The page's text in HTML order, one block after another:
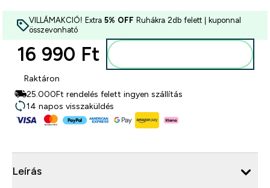
VILLÁMAKCIÓ! Extra 5% OFF Ruhákra 2db felett | kuponnal
összevonható
16 990 Ft‎
Raktáron
25.000Ft rendelés felett ingyen szállítás
14 napos visszaküldés
Leírás